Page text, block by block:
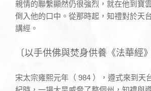
親情的聯繫顯然仍很強烈，就在他到寶
倒入他的口中。從那時起，知禮對於天
講經。
〔以手供佛與焚身供養《法華經》
宋太宗雍熙元年（ 984 ），遵式來到